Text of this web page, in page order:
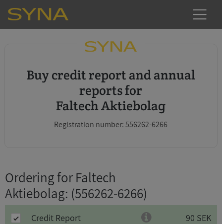
Buy credit report and annual
reports for
Faltech Aktiebolag
Registration number: 556262-6266
Ordering for Faltech
Aktiebolag: (556262-6266)
Credit Report 90 SEK